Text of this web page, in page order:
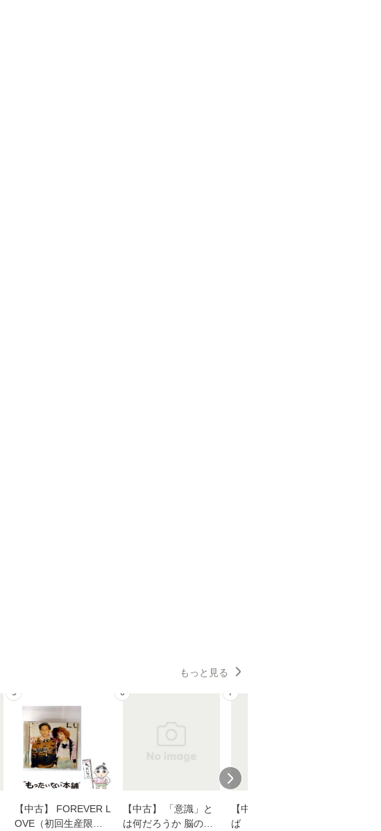
もっと見る
5
【中古】 FOREVER L
OVE（初回生産限定
6
【中古】 「意識」と
は何だろうか 脳の来
7
【中古】 耳をすませ
ば 〈2枚組〉 [DVD] /